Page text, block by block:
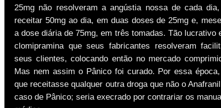
25mg não resolveram a angústia nossa de cada
receitar 50mg ao dia, em duas doses de 25mg e,
a dose diária de 75mg, em três tomadas. Tão lucrativo
clomipramina que seus fabricantes resolveram
seus clientes, colocando então no mercado
Mas nem assim o Pânico foi curado. Por essa
que receitasse qualquer outra droga que não o
caso de Pânico; seria execrado por contrariar os